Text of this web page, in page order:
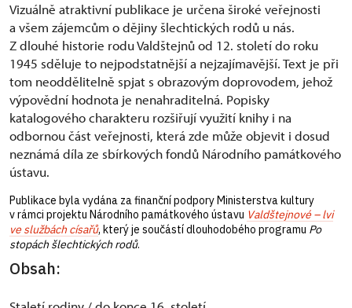
Vizuálně atraktivní publikace je určena široké veřejnosti
a všem zájemcům o dějiny šlechtických rodů u nás.
Z dlouhé historie rodu Valdštejnů od 12. století do roku
1945 sděluje to nejpodstatnější a nejzajímavější. Text je při
tom neoddělitelně spjat s obrazovým doprovodem, jehož
výpovědní hodnota je nenahraditelná. Popisky
katalogového charakteru rozšiřují využití knihy i na
odbornou část veřejnosti, která zde může objevit i dosud
neznámá díla ze sbírkových fondů Národního památkového
ústavu.
Publikace byla vydána za finanční podpory Ministerstva kultury
v rámci projektu Národního památkového ústavu Valdštejnové – lvi
ve službách císařů, který je součástí dlouhodobého programu Po
stopách šlechtických rodů.
Obsah: